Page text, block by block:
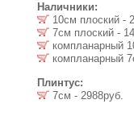
Наличники:
10см плоский -
7см плоский -
компланарный
компланарный
Плинтус:
7см - 2988руб.